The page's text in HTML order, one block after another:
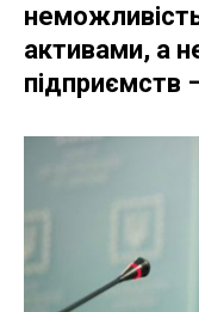
активами, а
підприємств